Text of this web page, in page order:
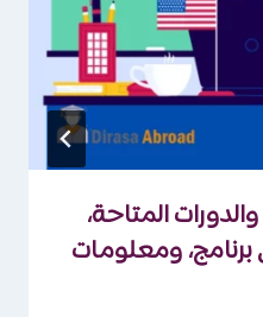
المتاحة،
ومعلومات